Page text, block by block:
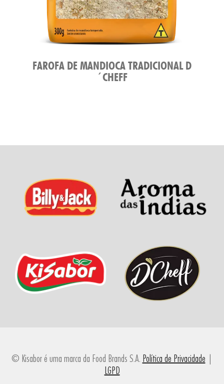
FAROFA DE MANDIOCA TRADICIONAL D
´CHEFF
© Kisabor é uma marca da Food Brands S.A. Política de Privacidade |
LGPD